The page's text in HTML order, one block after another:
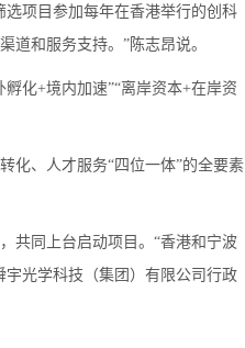
项目参加每年在香港举行的创科
道和服务支持。”陈志昂说。
化+境内加速”“离岸资本+在岸资
化、人才服务“四位一体”的全要素
共同上台启动项目。“香港和宁波
光学科技（集团）有限公司行政